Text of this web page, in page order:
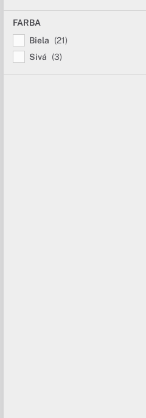
FARBA
Biela
(21)
Sivá
(3)